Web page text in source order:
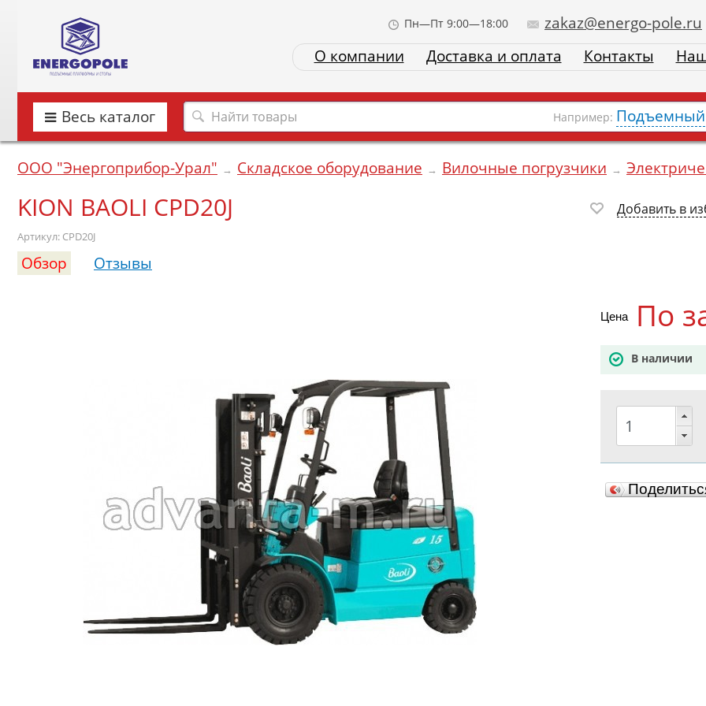
Пн—Пт 9:00—18:00
zakaz@energo-pole.ru
О компании
Доставка и оплата Контакты
Весь каталог Например: Подъемный
ООО "Энергоприбор-Урал" → Складское оборудование → Вилочные погрузчики →
KION BAOLI CPD20J
Артикул: CPD20J
Добавить в
Обзор Отзывы
Цена По
В наличии